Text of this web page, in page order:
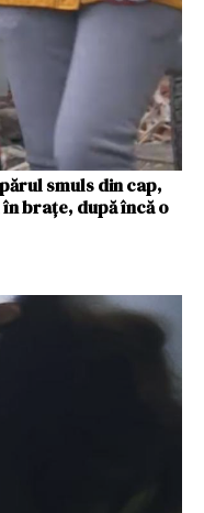
smuls din cap,
brațe, după încă o